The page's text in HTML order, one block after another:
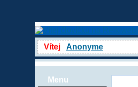
Vítej Anonyme
Menu